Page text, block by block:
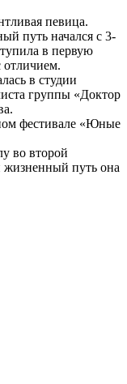
певица.
путь начался с 3-
в первую
отличием.
в студии
группы «Доктор
фестивале «Юные
во второй
путь она